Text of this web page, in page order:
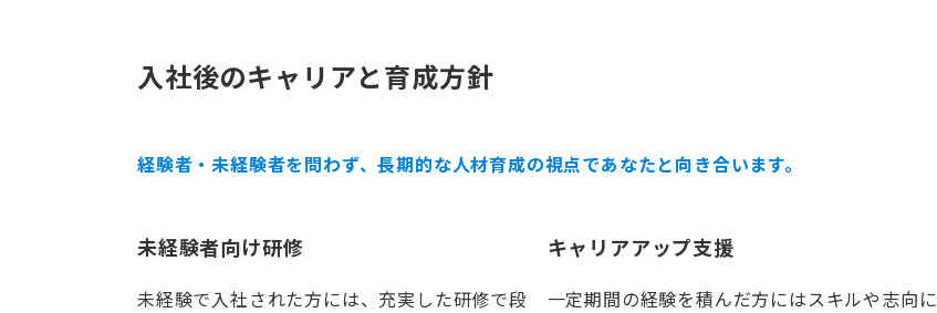
入社後のキャリアと育成方針
経験者・未経験者を問わず、長期的な人材育成の視点であなたと向き合います。
未経験者向け研修
未経験で入社された方には、充実した研修で段
キャリアアップ支援
一定期間の経験を積んだ方にはスキルや志向に